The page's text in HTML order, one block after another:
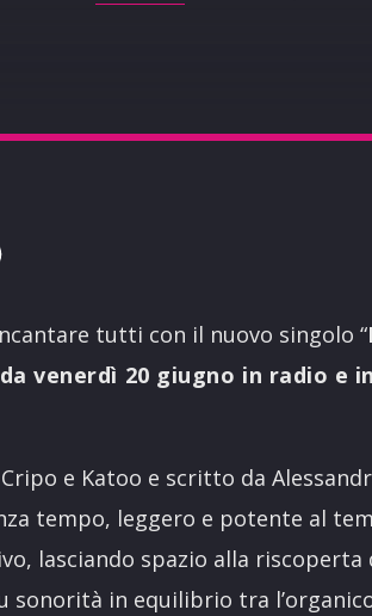
tutti con il nuovo singolo “
venerdì 20 giugno in radio e
e Katoo e scritto da
tempo, leggero e potente al
lasciando spazio alla
sonorità in equilibrio tra